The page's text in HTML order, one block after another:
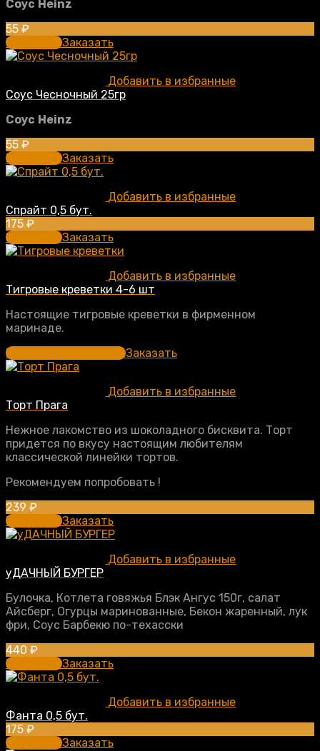
Соус Heinz
55 ₽
В корзинуЗаказать
Добавить в избранные
Соус Чесночный 25гр
Соус Heinz
55 ₽
В корзинуЗаказать
Добавить в избранные
Спрайт 0,5 бут.
175 ₽
В корзинуЗаказать
Добавить в избранные
Тигровые креветки 4-6 шт
Настоящие тигровые креветки в фирменном
маринаде.
Выберите параметрыЗаказать
Добавить в избранные
Торт Прага
Нежное лакомство из шоколадного бисквита. Торт
придется по вкусу настоящим любителям
классической линейки тортов.
Рекомендуем попробовать !
239 ₽
В корзинуЗаказать
Добавить в избранные
уДАЧНЫЙ БУРГЕР
Булочка, Котлета говяжья Блэк Ангус 150г, салат
Айсберг, Огурцы маринованные, Бекон жаренный, лук
фри, Соус Барбекю по-техасски
440 ₽
В корзинуЗаказать
Добавить в избранные
Фанта 0,5 бут.
175 ₽
В корзинуЗаказать